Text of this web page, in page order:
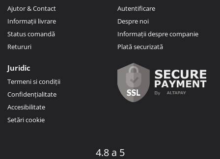
Ajutor & Contact
Informații livrare
Status comandă
Retururi
Autentificare
Despre noi
Informații despre companie
Plată securizată
Juridic
Termeni si condiții
Confidențialitate
Accesibilitate
Setări cookie
4.8 a 5